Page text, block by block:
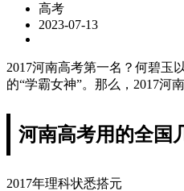
高考
2023-07-13
2017河南高考第一名？何碧玉
的“学霸女神”。那么，2017河
河南高考用的全国
2017年理科状悉搭元